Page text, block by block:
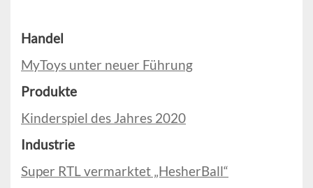
Handel
MyToys unter neuer Führung
Produkte
Kinderspiel des Jahres 2020
Industrie
Super RTL vermarktet „HesherBall“